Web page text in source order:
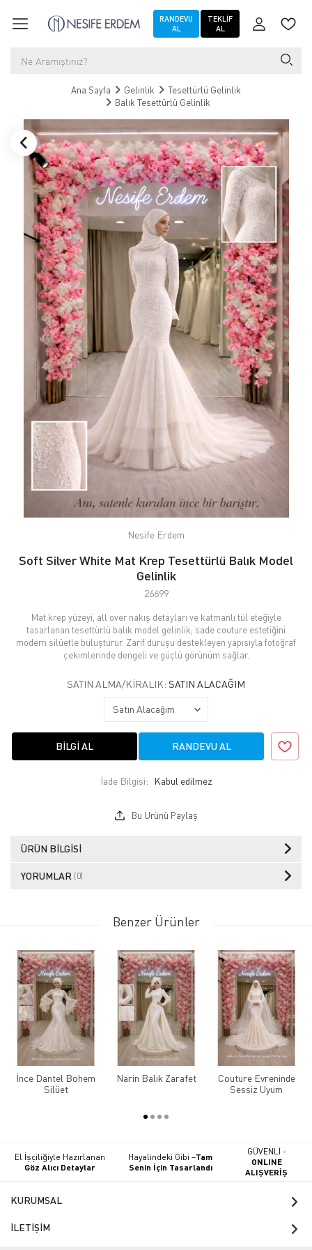
RANDEVU
AL
TEKLIF
AL
Ana Sayfa Gelinlik
Tesettürlü Gelinlik
Balık Tesettürlü Gelinlik
Nesife Erdem
Soft Silver White Mat Krep Tesettürlü Balık Model
Gelinlik
26699
Mat krep yüzeyi, all over nakış detayları ve katmanlı tül eteğiyle
tasarlanan tesettürlü balık model gelinlik; sade couture estetiğini
modern silüetle buluşturur. Zarif duruşu destekleyen yapısıyla fotoğraf
çekimlerinde dengeli ve güçlü görünüm sağlar.
SATIN ALMA/KIRALIK: SATIN ALACAĞIM
BILGI AL RANDEVU AL
İade Bilgisi:
Bu Ürünü Paylaş
ÜRÜN BILGISI
YORUMLAR (0)
Benzer Ürünler
İnce Dantel Bohem
Silüet
Narin Balık Zarafet
Couture Evreninde
Sessiz Uyum
El İşçiliğiyle Hazırlanan
Göz Alıcı Detaylar
Hayalindeki Gibi –Tam
Senin İçin Tasarlandı
GÜVENLİ -
ONLINE
ALIŞVERİŞ
KURUMSAL
İLETİŞİM